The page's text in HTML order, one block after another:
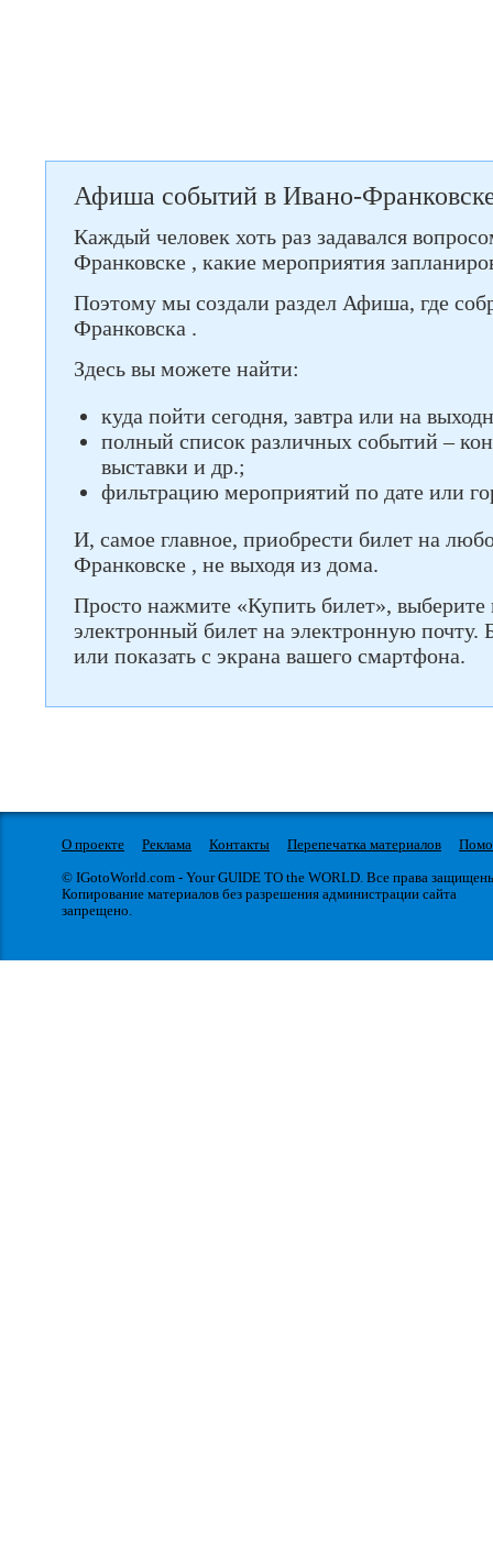
Афиша событий в Ивано-
Каждый человек хоть раз задавался
Франковске , какие мероприятия
Поэтому мы создали раздел Афиша, где
Франковска .
Здесь вы можете найти:
куда пойти сегодня, завтра или на
полный список различных событий –
выставки и др.;
фильтрацию мероприятий по дате или
И, самое главное, приобрести билет на
Франковске , не выходя из дома.
Просто нажмите «Купить билет», выберите
электронный билет на электронную почту.
или показать с экрана вашего смартфона.
О проекте Реклама Контакты Перепечатка материалов
© IGotoWorld.com - Your GUIDE TO the WORLD. Все права
Копирование материалов без разрешения администрации сайта
запрещено.